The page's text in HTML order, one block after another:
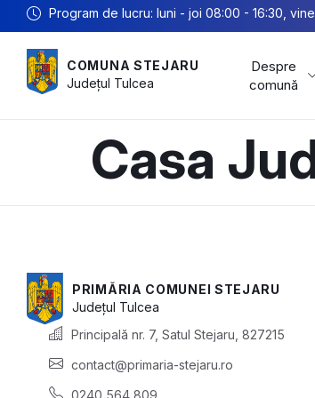
Program de lucru: luni - joi 08:00 - 16:30,
COMUNA STEJARU
Județul Tulcea
Despre
comună
Casa
PRIMĂRIA COMUNEI STEJARU
Județul Tulcea
Principală nr. 7, Satul Stejaru, 827215
contact@primaria-stejaru.ro
0240 564 809